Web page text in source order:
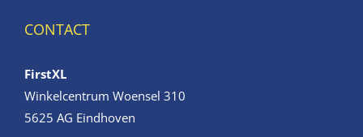
CONTACT
FirstXL
Winkelcentrum Woensel 310
5625 AG Eindhoven